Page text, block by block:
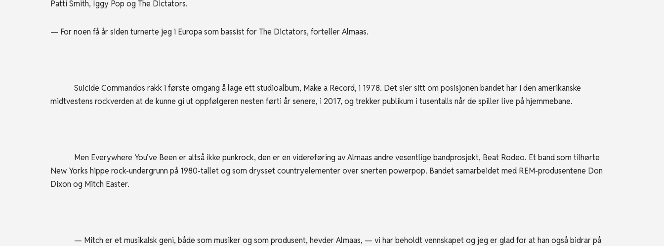
Patti Smith, Iggy Pop og The Dictators.
— For noen få år siden turnerte jeg i Europa som bassist for The Dictators, forteller Almaas.
Suicide Commandos rakk i første omgang å lage ett studioalbum, Make a Record, i 1978. Det sier sitt om posisjonen bandet har i den amerikanske
midtvestens rockverden at de kunne gi ut oppfølgeren nesten førti år senere, i 2017, og trekker publikum i tusentalls når de spiller live på hjemmebane.
Men Everywhere You’ve Been er altså ikke punkrock, den er en videreføring av Almaas andre vesentlige bandprosjekt, Beat Rodeo. Et band som tilhørte
New Yorks hippe rock-undergrunn på 1980-tallet og som drysset countryelementer over snerten powerpop. Bandet samarbeidet med REM-produsentene Don
Dixon og Mitch Easter.
— Mitch er et musikalsk geni, både som musiker og som produsent, hevder Almaas, — vi har beholdt vennskapet og jeg er glad for at han også bidrar på